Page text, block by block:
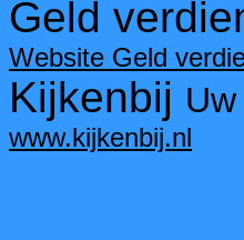
Geld
Website Geld
Kijkenbij
www.kijkenbij.nl